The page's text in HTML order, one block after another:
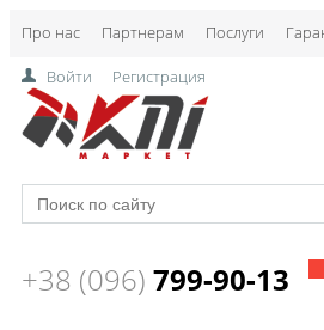
Про нас Партнерам Послуги
Войти Регистрация
+38 (096) 799-90-13